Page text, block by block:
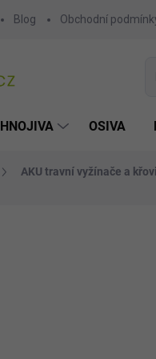
Blog Obchodní
HNOJIVA OSIVA
AKU travní vyžínače a